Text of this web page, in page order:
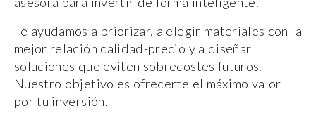
Te ayudamos a priorizar, a elegir materiales con la
mejor relación calidad-precio y a diseñar
soluciones que eviten sobrecostes futuros.
Nuestro objetivo es ofrecerte el máximo valor
por tu inversión.